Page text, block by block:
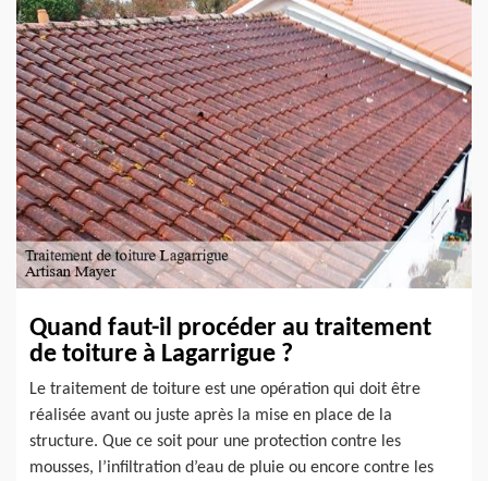
Quand faut-il procéder au traitement
de toiture à Lagarrigue ?
Le traitement de toiture est une opération qui doit être
réalisée avant ou juste après la mise en place de la
structure. Que ce soit pour une protection contre les
mousses, l’infiltration d’eau de pluie ou encore contre les